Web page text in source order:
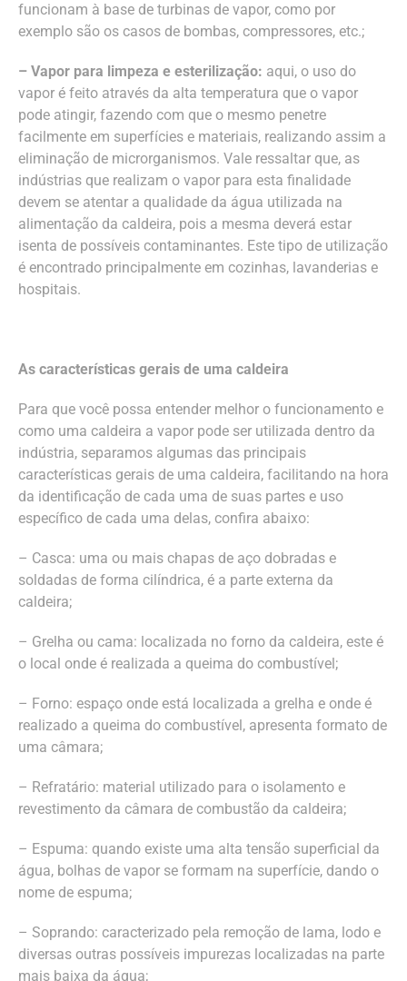
funcionam à base de turbinas de vapor, como por
exemplo são os casos de bombas, compressores, etc.;
– Vapor para limpeza e esterilização: aqui, o uso do
vapor é feito através da alta temperatura que o vapor
pode atingir, fazendo com que o mesmo penetre
facilmente em superfícies e materiais, realizando assim a
eliminação de microrganismos. Vale ressaltar que, as
indústrias que realizam o vapor para esta finalidade
devem se atentar a qualidade da água utilizada na
alimentação da caldeira, pois a mesma deverá estar
isenta de possíveis contaminantes. Este tipo de utilização
é encontrado principalmente em cozinhas, lavanderias e
hospitais.
As características gerais de uma caldeira
Para que você possa entender melhor o funcionamento e
como uma caldeira a vapor pode ser utilizada dentro da
indústria, separamos algumas das principais
características gerais de uma caldeira, facilitando na hora
da identificação de cada uma de suas partes e uso
específico de cada uma delas, confira abaixo:
– Casca: uma ou mais chapas de aço dobradas e
soldadas de forma cilíndrica, é a parte externa da
caldeira;
– Grelha ou cama: localizada no forno da caldeira, este é
o local onde é realizada a queima do combustível;
– Forno: espaço onde está localizada a grelha e onde é
realizado a queima do combustível, apresenta formato de
uma câmara;
– Refratário: material utilizado para o isolamento e
revestimento da câmara de combustão da caldeira;
– Espuma: quando existe uma alta tensão superficial da
água, bolhas de vapor se formam na superfície, dando o
nome de espuma;
– Soprando: caracterizado pela remoção de lama, lodo e
diversas outras possíveis impurezas localizadas na parte
mais baixa da água;